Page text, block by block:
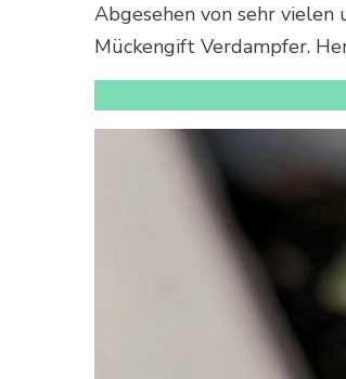
Abgesehen von sehr vielen
Mückengift Verdampfer.